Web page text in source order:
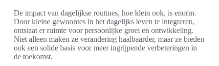
De impact van dagelijkse routines, hoe klein ook, is enorm.
Door kleine gewoontes in het dagelijks leven te integreren,
ontstaat er ruimte voor persoonlijke groei en ontwikkeling.
Niet alleen maken ze verandering haalbaarder, maar ze bieden
ook een solide basis voor meer ingrijpende verbeteringen in
de toekomst.